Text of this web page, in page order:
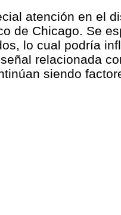
atención en el
de Chicago. Se
lo cual podría
relacionada
siendo